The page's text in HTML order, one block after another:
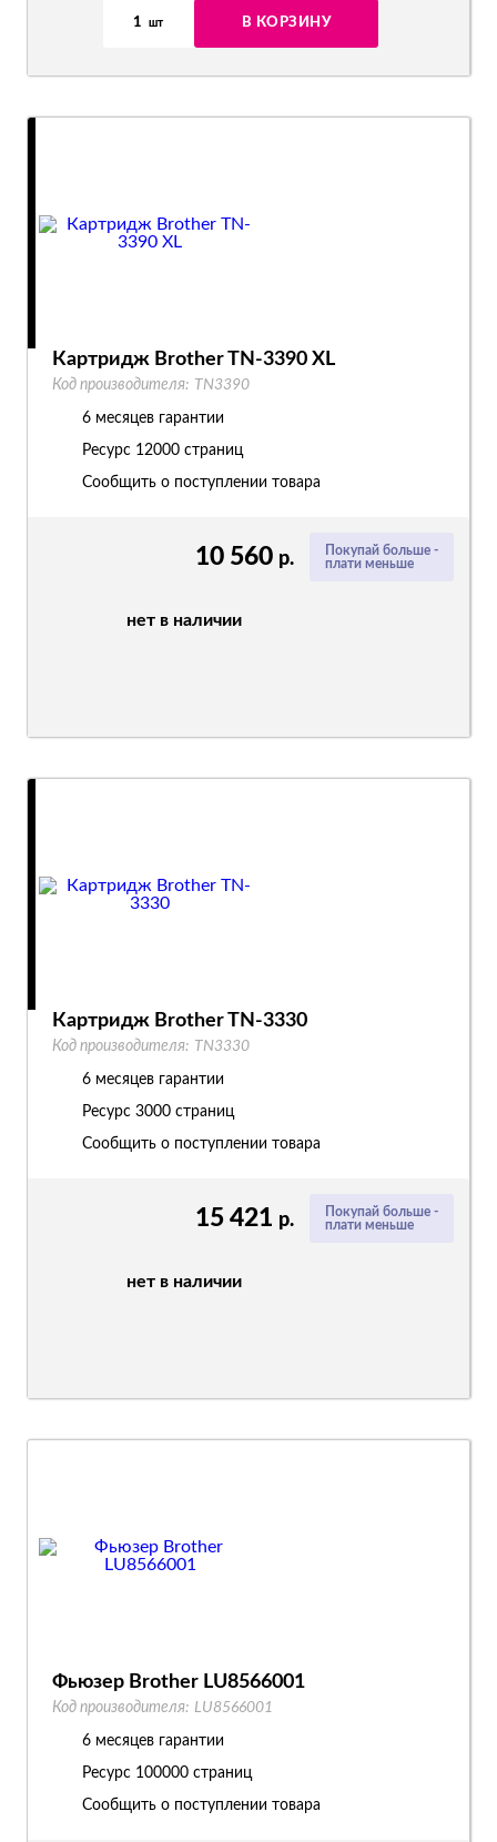
1 шт В КОРЗИНУ
Покупай больше -
плати меньше
10 560 р.
нет в наличии
Картридж Brother TN-3390 XL
Код производителя: TN3390
6 месяцев гарантии
Ресурс 12000 страниц
Сообщить о поступлении товара
Покупай больше -
плати меньше
15 421 р.
нет в наличии
Картридж Brother TN-3330
Код производителя: TN3330
6 месяцев гарантии
Ресурс 3000 страниц
Сообщить о поступлении товара
Фьюзер Brother LU8566001
Код производителя: LU8566001
6 месяцев гарантии
Ресурс 100000 страниц
Сообщить о поступлении товара